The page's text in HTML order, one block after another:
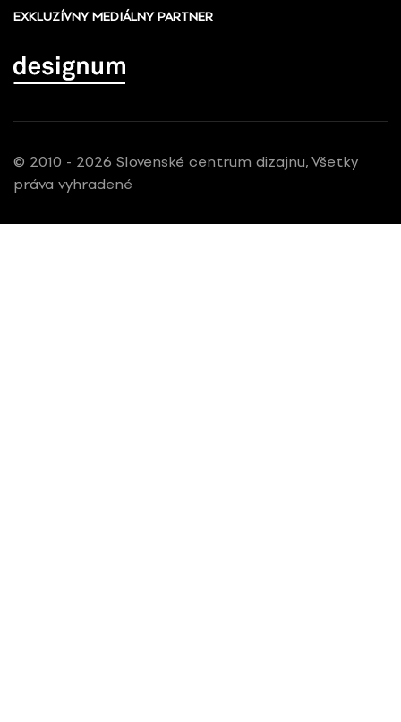
EXKLUZÍVNY MEDIÁLNY PARTNER
© 2010 - 2026 Slovenské centrum dizajnu, Všetky
práva vyhradené